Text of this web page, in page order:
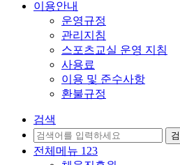
이용안내
운영규정
관리지침
스포츠교실 운영 지침
사용료
이용 및 준수사항
환불규정
검색
전체메뉴 1 23